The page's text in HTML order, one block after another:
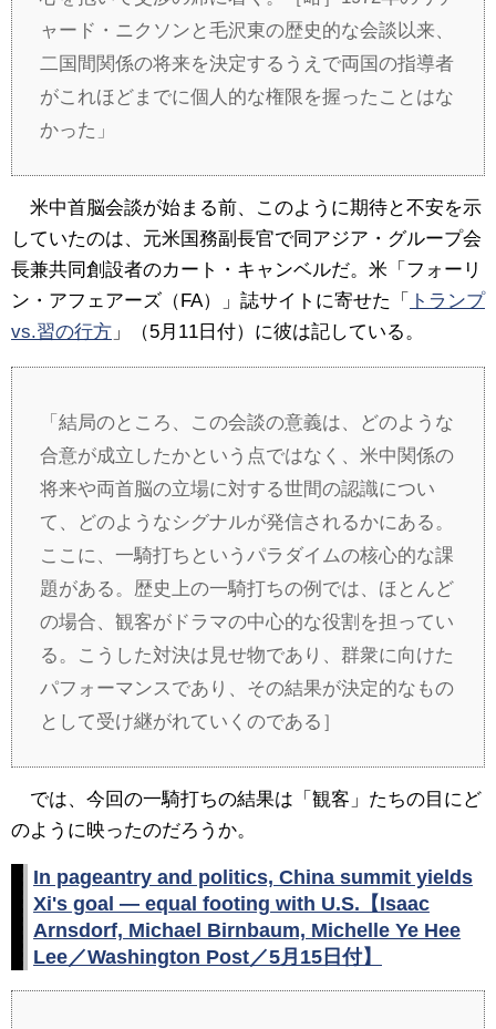
ャード・ニクソンと毛沢東の歴史的な会談以来、
二国間関係の将来を決定するうえで両国の指導者
がこれほどまでに個人的な権限を握ったことはな
かった」
米中首脳会談が始まる前、このように期待と不安を示
していたのは、元米国務副長官で同アジア・グループ会
長兼共同創設者のカート・キャンベルだ。米「フォーリ
ン・アフェアーズ（FA）」誌サイトに寄せた「
トランプ
vs.習の行方 」（5月11日付）に彼は記している。
「結局のところ、この会談の意義は、どのような
合意が成立したかという点ではなく、米中関係の
将来や両首脳の立場に対する世間の認識につい
て、どのようなシグナルが発信されるかにある。
ここに、一騎打ちというパラダイムの核心的な課
題がある。歴史上の一騎打ちの例では、ほとんど
の場合、観客がドラマの中心的な役割を担ってい
る。こうした対決は見せ物であり、群衆に向けた
パフォーマンスであり、その結果が決定的なもの
として受け継がれていくのである］
では、今回の一騎打ちの結果は「観客」たちの目にど
のように映ったのだろうか。
In pageantry and politics, China summit yields
Xi's goal — equal footing with U.S.【Isaac
Arnsdorf, Michael Birnbaum, Michelle Ye Hee
Lee／Washington Post／5月15日付】